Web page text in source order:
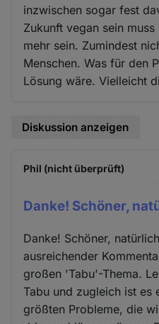
inzwischen sogar fest
Zukunft vegan sein
mehr sein. Zumindest
Menschen. Was für den
Lösung wäre. Vielleicht
Diskussion anzeigen
Phil (nicht überprüft)
Danke! Schöner,
Danke! Schöner,
ausreichender
großen 'Tabu'-Thema.
Tabu und zugleich ist es
größten Probleme, die